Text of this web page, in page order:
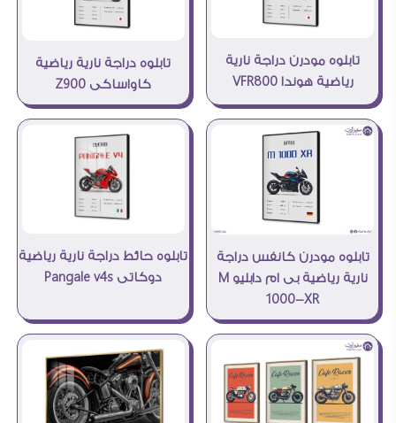
تابلوه مودرن دراجة نارية
رياضية هوندا VFR800
تابلوه دراجة نارية رياضية
كاواساكى Z900
تابلوه مودرن كانفس دراجة
نارية رياضية بى ام دابليو M
1000-XR
تابلوه حائط دراجة نارية رياضية
دوكاتى Pangale v4s